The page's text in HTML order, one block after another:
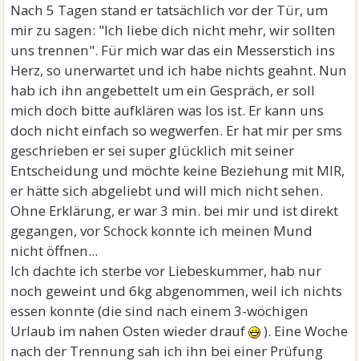
Nach 5 Tagen stand er tatsächlich vor der Tür, um
mir zu sagen: "Ich liebe dich nicht mehr, wir sollten
uns trennen". Für mich war das ein Messerstich ins
Herz, so unerwartet und ich habe nichts geahnt. Nun
hab ich ihn angebettelt um ein Gespräch, er soll
mich doch bitte aufklären was los ist. Er kann uns
doch nicht einfach so wegwerfen. Er hat mir per sms
geschrieben er sei super glücklich mit seiner
Entscheidung und möchte keine Beziehung mit MIR,
er hätte sich abgeliebt und will mich nicht sehen.
Ohne Erklärung, er war 3 min. bei mir und ist direkt
gegangen, vor Schock konnte ich meinen Mund
nicht öffnen...
Ich dachte ich sterbe vor Liebeskummer, hab nur
noch geweint und 6kg abgenommen, weil ich nichts
essen konnte (die sind nach einem 3-wöchigen
Urlaub im nahen Osten wieder drauf
). Eine Woche
nach der Trennung sah ich ihn bei einer Prüfung